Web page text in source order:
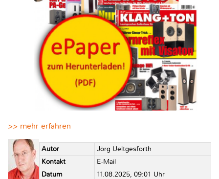
>> mehr erfahren
Autor
Jörg Ueltgesforth
Kontakt
E-Mail
Datum
11.08.2025, 09:01 Uhr